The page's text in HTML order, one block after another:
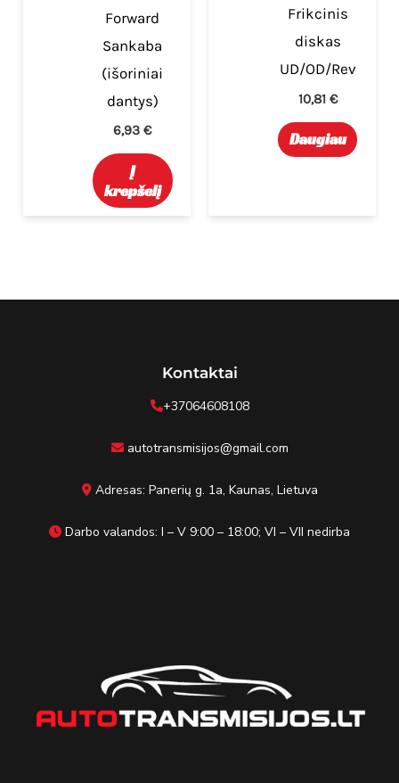
Forward
Sankaba
(išoriniai
dantys)
6,93€
Į
krepšelį
Frikcinis
diskas
UD/OD/Rev
10,81 €
Daugiau
Kontaktai
+37064608108
autotransmisijos@gmail.com
Adresas: Panerių g. 1a, Kaunas, Lietuva
Darbo valandos: I – V 9:00 – 18:00; VI – VII nedirba